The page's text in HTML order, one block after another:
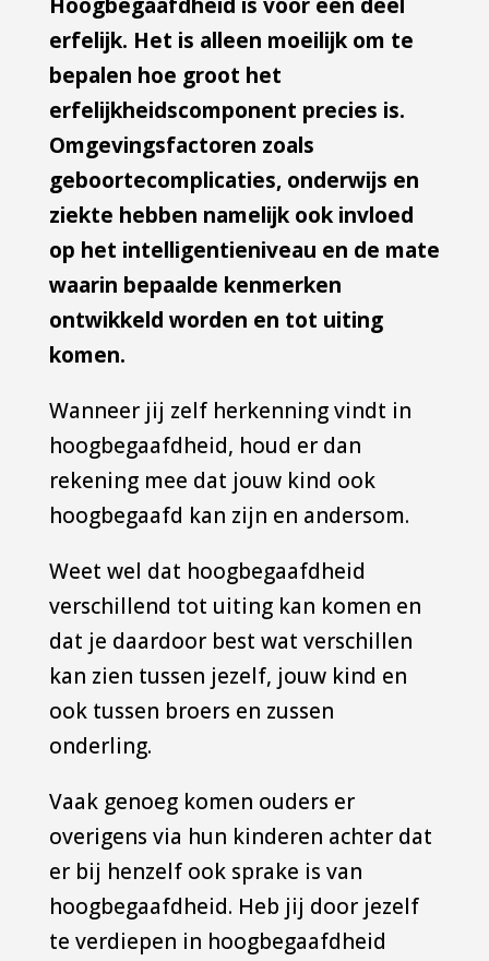
erfelijk. Het is alleen moeilijk om te
bepalen hoe groot het
erfelijkheidscomponent precies is.
Omgevingsfactoren zoals
geboortecomplicaties, onderwijs en
ziekte hebben namelijk ook invloed
op het intelligentieniveau en de mate
waarin bepaalde kenmerken
ontwikkeld worden en tot uiting
komen.
Wanneer jij zelf herkenning vindt in
hoogbegaafdheid, houd er dan
rekening mee dat jouw kind ook
hoogbegaafd kan zijn en andersom.
Weet wel dat hoogbegaafdheid
verschillend tot uiting kan komen en
dat je daardoor best wat verschillen
kan zien tussen jezelf, jouw kind en
ook tussen broers en zussen
onderling.
Vaak genoeg komen ouders er
overigens via hun kinderen achter dat
er bij henzelf ook sprake is van
hoogbegaafdheid. Heb jij door jezelf
te verdiepen in hoogbegaafdheid